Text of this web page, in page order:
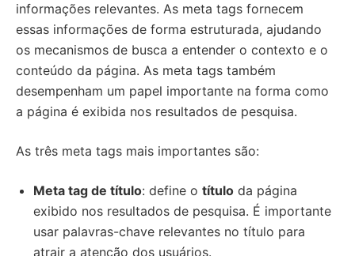
informações relevantes. As meta tags fornecem
essas informações de forma estruturada, ajudando
os mecanismos de busca a entender o contexto e o
conteúdo da página. As meta tags também
desempenham um papel importante na forma como
a página é exibida nos resultados de pesquisa.
As três meta tags mais importantes são:
Meta tag de título: define o título da página
exibido nos resultados de pesquisa. É importante
usar palavras-chave relevantes no título para
atrair a atenção dos usuários.